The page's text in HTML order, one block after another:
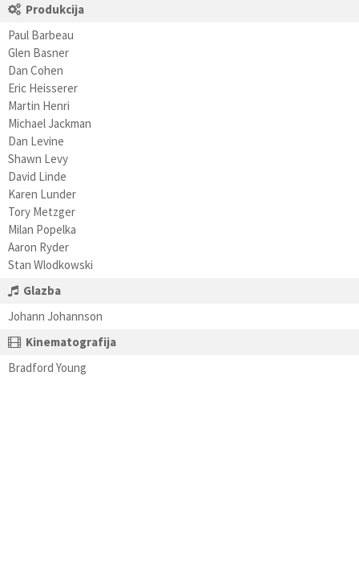
Produkcija
Paul Barbeau
Glen Basner
Dan Cohen
Eric Heisserer
Martin Henri
Michael Jackman
Dan Levine
Shawn Levy
David Linde
Karen Lunder
Tory Metzger
Milan Popelka
Aaron Ryder
Stan Wlodkowski
Glazba
Johann Johannson
Kinematografija
Bradford Young